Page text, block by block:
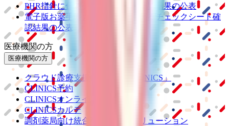
PHR指針に係るチェックシート確認結果の公表
電子版お薬手帳ガイドラインに係るチェックシート確
認結果の公表
医療機関の方
医療機関の方
クラウド診療支援システム
「CLINICS」
CLINICS予約
CLINICSオンライン診療
CLINICSカルテ
調剤薬局向け統合型クラウドソリューション